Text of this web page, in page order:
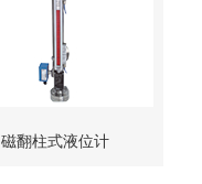
磁翻柱式液位计